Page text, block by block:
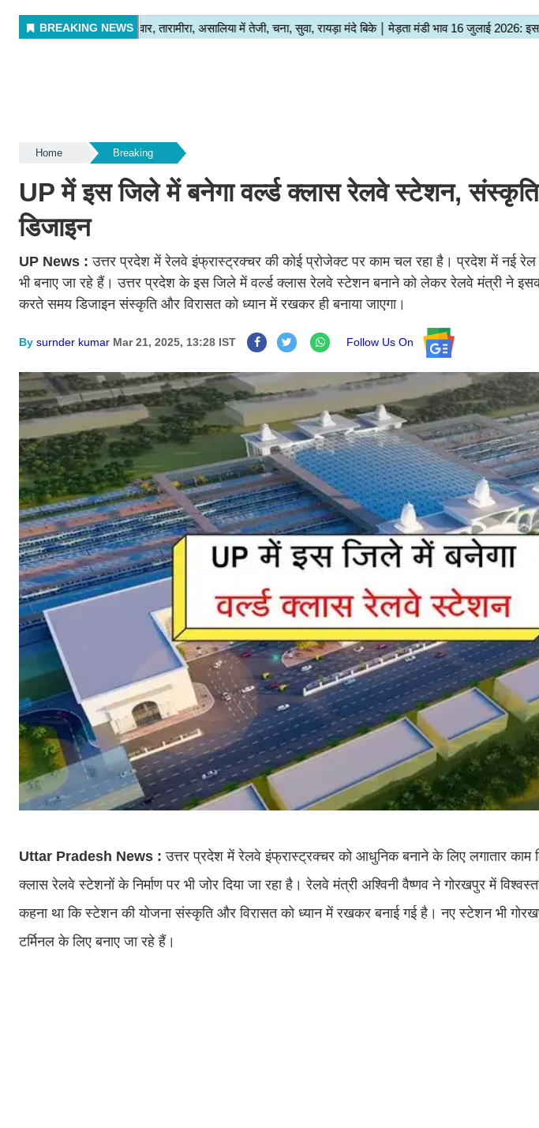
Home Breaking
UP में इस जिले में बनेगा वर्ल्ड क्लास रेलवे स्टेशन, संस्कृति
डिजाइन
UP News :उत्तर प्रदेश में रेलवे इंफ्रास्ट्रक्चर की कोई प्रोजेक्ट पर काम चल रहा है। प्रदेश में नई
भी बनाए जा रहे हैं। उत्तर प्रदेश के इस जिले में वर्ल्ड क्लास रेलवे स्टेशन बनाने को लेकर रेलवे मंत्री ने
करते समय डिजाइन संस्कृति और विरासत को ध्यान में रखकर ही बनाया जाएगा।
By surnder kumar Mar 21, 2025, 13:28 IST Follow Us On
Uttar Pradesh News :उत्तर प्रदेश में रेलवे इंफ्रास्ट्रक्चर को आधुनिक बनाने के लिए लगातार काम
क्लास रेलवे स्टेशनों के निर्माण पर भी जोर दिया जा रहा है। रेलवे मंत्री अश्विनी वैष्णव ने गोरखपुर में
कहना था कि स्टेशन की योजना संस्कृति और विरासत को ध्यान में रखकर बनाई गई है। नए स्टेशन भी
टर्मिनल के लिए बनाए जा रहे हैं।